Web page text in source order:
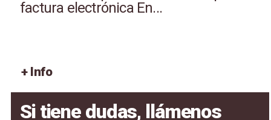
factura electrónica En...
+ Info
Si tiene dudas, llámenos